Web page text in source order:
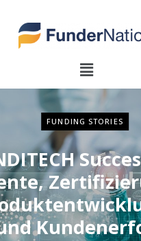
FUNDING STORIES